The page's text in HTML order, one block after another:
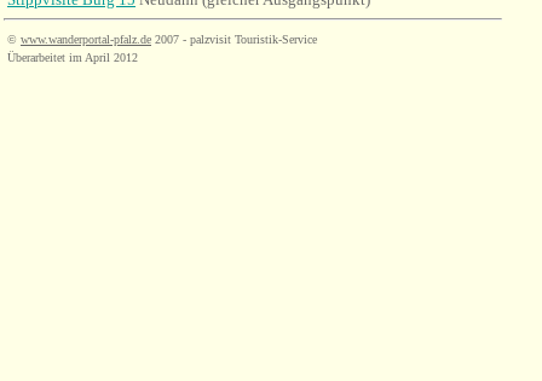
© www.wanderportal-pfalz.de 2007 - palzvisit Touristik-Service
Überarbeitet im April 2012